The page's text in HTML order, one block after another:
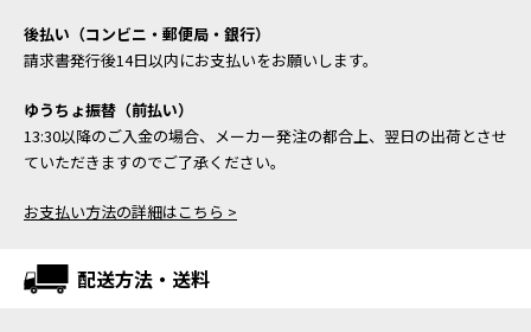
後払い（コンビニ・郵便局・銀行）
請求書発行後14日以内にお支払いをお願いします。
ゆうちょ振替（前払い）
13:30以降のご入金の場合、メーカー発注の都合上、翌日の出荷とさせ
ていただきますのでご了承ください。
お支払い方法の詳細はこちら >
配送方法・送料